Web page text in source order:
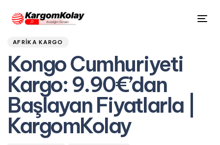
PUBLISHED
IN:
AFRIKA KARGO
Kongo Cumhuriyeti
Kargo: 9.90€’dan
Başlayan Fiyatlarla |
KargomKolay
Author
Published
on: